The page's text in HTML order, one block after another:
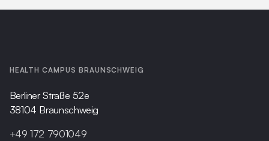
HEALTH CAMPUS BRAUNSCHWEIG
Berliner Straße 52e
38104 Braunschweig
+49 172 7901049